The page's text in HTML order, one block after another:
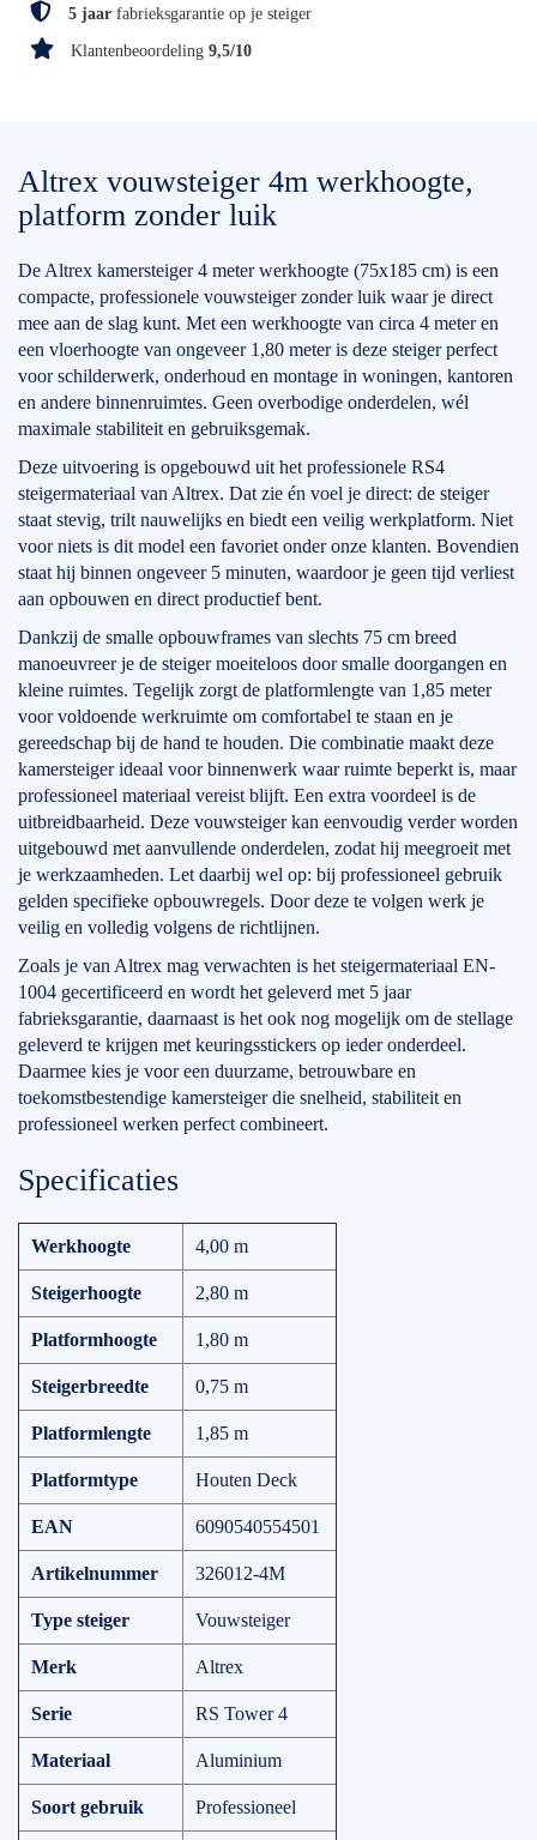
5 jaar fabrieksgarantie op je steiger
Klantenbeoordeling 9,5/10
Altrex vouwsteiger 4m werkhoogte,
platform zonder luik
De Altrex kamersteiger 4 meter werkhoogte (75x185 cm) is een
compacte, professionele vouwsteiger zonder luik waar je direct
mee aan de slag kunt. Met een werkhoogte van circa 4 meter en
een vloerhoogte van ongeveer 1,80 meter is deze steiger perfect
voor schilderwerk, onderhoud en montage in woningen, kantoren
en andere binnenruimtes. Geen overbodige onderdelen, wél
maximale stabiliteit en gebruiksgemak.
Deze uitvoering is opgebouwd uit het professionele RS4
steigermateriaal van Altrex. Dat zie én voel je direct: de steiger
staat stevig, trilt nauwelijks en biedt een veilig werkplatform. Niet
voor niets is dit model een favoriet onder onze klanten. Bovendien
staat hij binnen ongeveer 5 minuten, waardoor je geen tijd verliest
aan opbouwen en direct productief bent.
Dankzij de smalle opbouwframes van slechts 75 cm breed
manoeuvreer je de steiger moeiteloos door smalle doorgangen en
kleine ruimtes. Tegelijk zorgt de platformlengte van 1,85 meter
voor voldoende werkruimte om comfortabel te staan en je
gereedschap bij de hand te houden. Die combinatie maakt deze
kamersteiger ideaal voor binnenwerk waar ruimte beperkt is, maar
professioneel materiaal vereist blijft. Een extra voordeel is de
uitbreidbaarheid. Deze vouwsteiger kan eenvoudig verder worden
uitgebouwd met aanvullende onderdelen, zodat hij meegroeit met
je werkzaamheden. Let daarbij wel op: bij professioneel gebruik
gelden specifieke opbouwregels. Door deze te volgen werk je
veilig en volledig volgens de richtlijnen.
Zoals je van Altrex mag verwachten is het steigermateriaal EN-
1004 gecertificeerd en wordt het geleverd met 5 jaar
fabrieksgarantie, daarnaast is het ook nog mogelijk om de stellage
geleverd te krijgen met keuringsstickers op ieder onderdeel.
Daarmee kies je voor een duurzame, betrouwbare en
toekomstbestendige kamersteiger die snelheid, stabiliteit en
professioneel werken perfect combineert.
Specificaties
Werkhoogte 4,00 m
Steigerhoogte 2,80 m
Platformhoogte 1,80 m
Steigerbreedte 0,75 m
Platformlengte 1,85 m
Platformtype Houten Deck
EAN 6090540554501
Artikelnummer 326012-4M
Type steiger Vouwsteiger
Merk Altrex
Serie RS Tower 4
Materiaal Aluminium
Soort gebruik Professioneel